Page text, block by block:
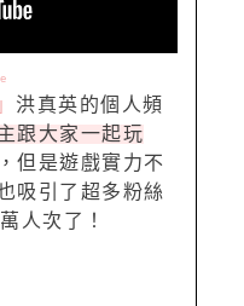
洪真英的個人頻
跟大家一起玩
，但是遊戲實力不
吸引了超多粉絲
人次了！